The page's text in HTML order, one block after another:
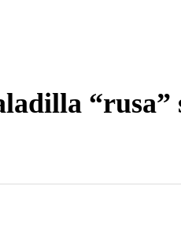
“rusa”